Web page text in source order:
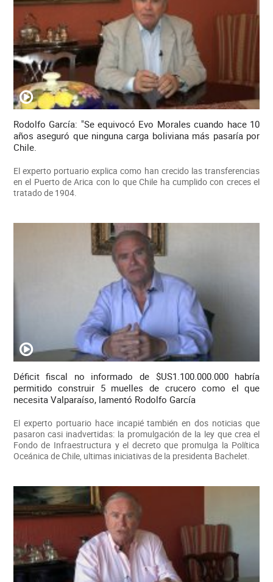
Rodolfo García: "Se equivocó Evo Morales cuando hace 10
años aseguró que ninguna carga boliviana más pasaría por
Chile.
El experto portuario explica como han crecido las transferencias
en el Puerto de Arica con lo que Chile ha cumplido con creces el
tratado de 1904.
Déficit fiscal no informado de $US1.100.000.000 habría
permitido construir 5 muelles de crucero como el que
necesita Valparaíso, lamentó Rodolfo García
El experto portuario hace incapié también en dos noticias que
pasaron casi inadvertidas: la promulgación de la ley que crea el
Fondo de Infraestructura y el decreto que promulga la Política
Oceánica de Chile, ultimas iniciativas de la presidenta Bachelet.